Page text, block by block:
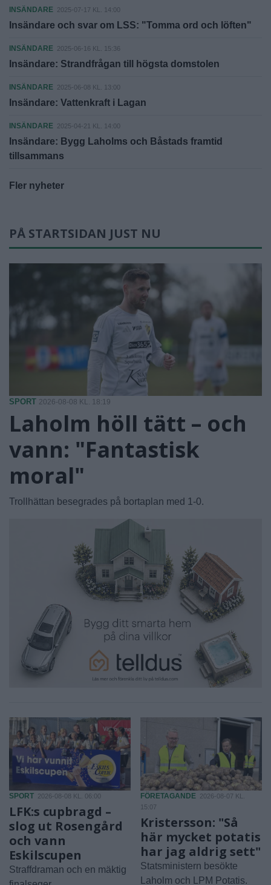
INSÄNDARE 2025-07-17 KL. 14:00
Insändare och svar om LSS: "Tomma ord och löften"
INSÄNDARE 2025-06-16 KL. 15:36
Insändare: Strandfrågan till högsta domstolen
INSÄNDARE 2025-06-08 KL. 13:00
Insändare: Vattenkraft i Lagan
INSÄNDARE 2025-04-21 KL. 14:00
Insändare: Bygg Laholms och Båstads framtid
tillsammans
Fler nyheter
PÅ STARTSIDAN JUST NU
SPORT 2026-08-08 KL. 18:19
Laholm höll tätt – och
vann: "Fantastisk
moral"
Trollhättan besegrades på bortaplan med 1-0.
SPORT 2026-08-08 KL. 06:00
LFK:s cupbragd –
slog ut Rosengård
och vann
Eskilscupen
Straffdraman och en mäktig
FÖRETAGANDE
2026-08-07 KL.
15:07
Kristersson: "Så
här mycket potatis
har jag aldrig sett"
Statsministern besökte
Laholm och LPM Potatis.